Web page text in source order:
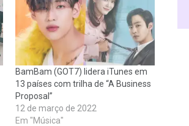
BamBam (GOT7) lidera iTunes em
13 países com trilha de “A Business
Proposal”
12 de março de 2022
Em "Música"